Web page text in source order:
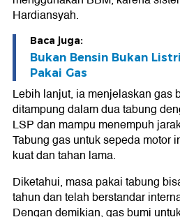
Hardiansyah.
Baca juga:
Bukan Bensin Bukan
Pakai Gas
Lebih lanjut, ia menjelaskan gas
ditampung dalam dua tabung
LSP dan mampu menempuh
Tabung gas untuk sepeda motor
kuat dan tahan lama.
Diketahui, masa pakai tabung
tahun dan telah berstandar
Dengan demikian, gas bumi